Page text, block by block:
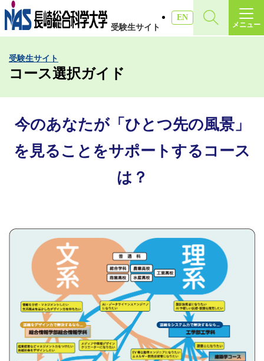
受験生サイト
EN
メニュー
施設・アクセス
入試情報
各種証明書
受験生・高校教員の方
一般・社会人の方
卒業生の方
学生・教職員の方
お問い合わせ
受験生サイト
コース選択ガイド
今のあなたが「ひとつ先の風景」
を見ることをサポートするコース
は？